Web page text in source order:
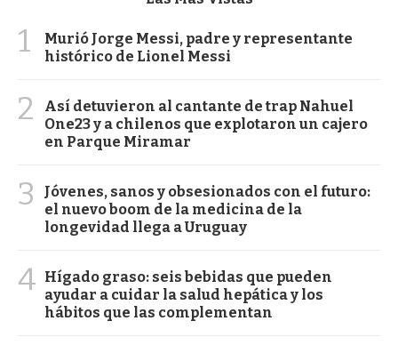
1
Murió Jorge Messi, padre y representante
histórico de Lionel Messi
2
Así detuvieron al cantante de trap Nahuel
One23 y a chilenos que explotaron un cajero
en Parque Miramar
3
Jóvenes, sanos y obsesionados con el futuro:
el nuevo boom de la medicina de la
longevidad llega a Uruguay
4 Hígado graso: seis bebidas que pueden
ayudar a cuidar la salud hepática y los
hábitos que las complementan